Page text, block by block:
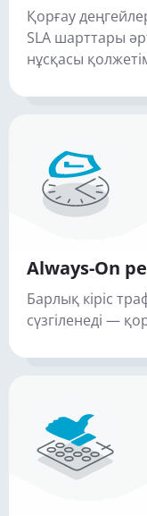
Қорғау
SLA шарттары
нұсқасы
Always-On
Барлық кіріс
сүзгіленеді —